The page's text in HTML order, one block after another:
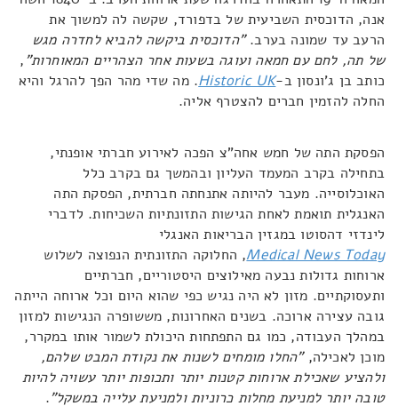
אנה, הדוכסית השביעית של בדפורד, שקשה לה למשוך את
הרעב עד שמונה בערב."הדוכסית ביקשה להביא לחדרה מגש
של תה, לחם עם חמאה ועוגה בשעות אחר הצהריים המאוחרות",
כותב בן ג'ונסון ב-Historic UK. מה שדי מהר הפך להרגל והיא
החלה להזמין חברים להצטרף אליה.
הפסקת התה של חמש אחה"צ הפכה לאירוע חברתי אופנתי,
בתחילה בקרב המעמד העליון ובהמשך גם בקרב כלל
האוכלוסייה. מעבר להיותה אתנחתה חברתית, הפסקת התה
האנגלית תואמת לאחת הגישות התזונתיות השכיחות. לדברי
לינדזי דהסוטו במגזין הבריאות האנגלי
Medical News Today, החלוקה התזונתית הנפוצה לשלוש
ארוחות גדולות נבעה מאילוצים היסטוריים, חברתיים
ותעסוקתיים. מזון לא היה נגיש כפי שהוא היום וכל ארוחה הייתה
גובה עצירה ארוכה. בשנים האחרונות, מששופרה הנגישות למזון
במהלך העבודה, כמו גם התפתחות היכולת לשמור אותו במקרר,
מוכן לאכילה,"החלו מומחים לשנות את נקודת המבט שלהם,
ולהציע שאכילת ארוחות קטנות יותר ותכופות יותר עשויה להיות
טובה יותר למניעת מחלות כרוניות ולמניעת עלייה במשקל".